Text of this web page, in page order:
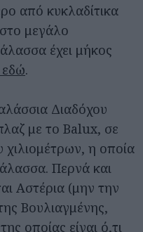
από κυκλαδίτικα
μεγάλο
έχει μήκος
.
Διαδόχου
με το Balux, σε
χιλιομέτρων, η οποία
Περνά και
Αστέρια (μην την
Βουλιαγμένης,
οποίας είναι ό,τι